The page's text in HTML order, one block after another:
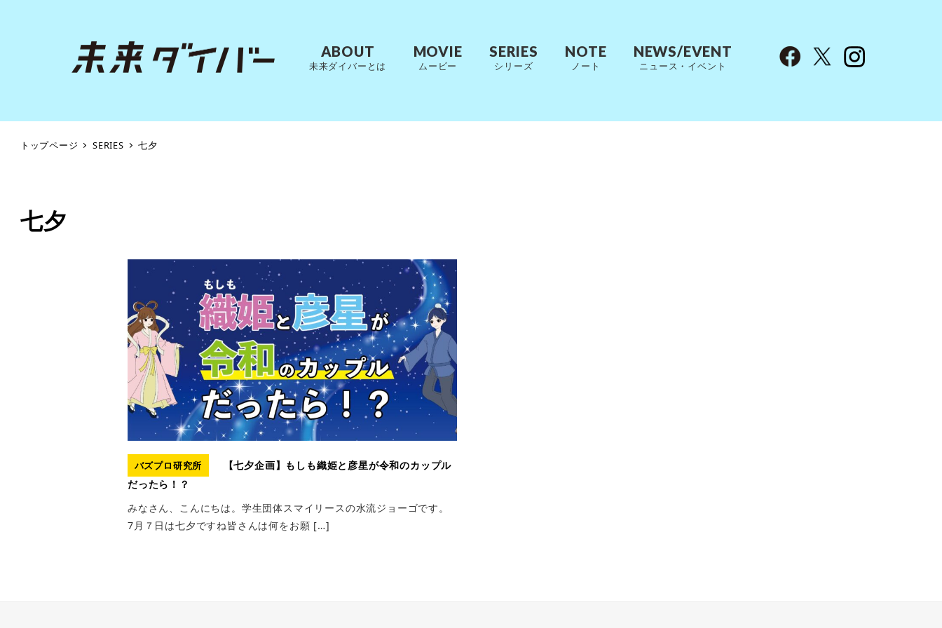
ABOUT
未来ダイバーとは
MOVIE
ムービー
SERIES
シリーズ
NOTE
ノート
NEWS/EVENT
ニュース・イベント
トップページ SERIES 七夕
七夕
バズプロ研究所
【七夕企画】もしも織姫と彦星が令和のカップル
だったら！？
みなさん、こんにちは。学生団体スマイリースの水流ジョーゴです。
7月７日は七夕ですね皆さんは何をお願 […]